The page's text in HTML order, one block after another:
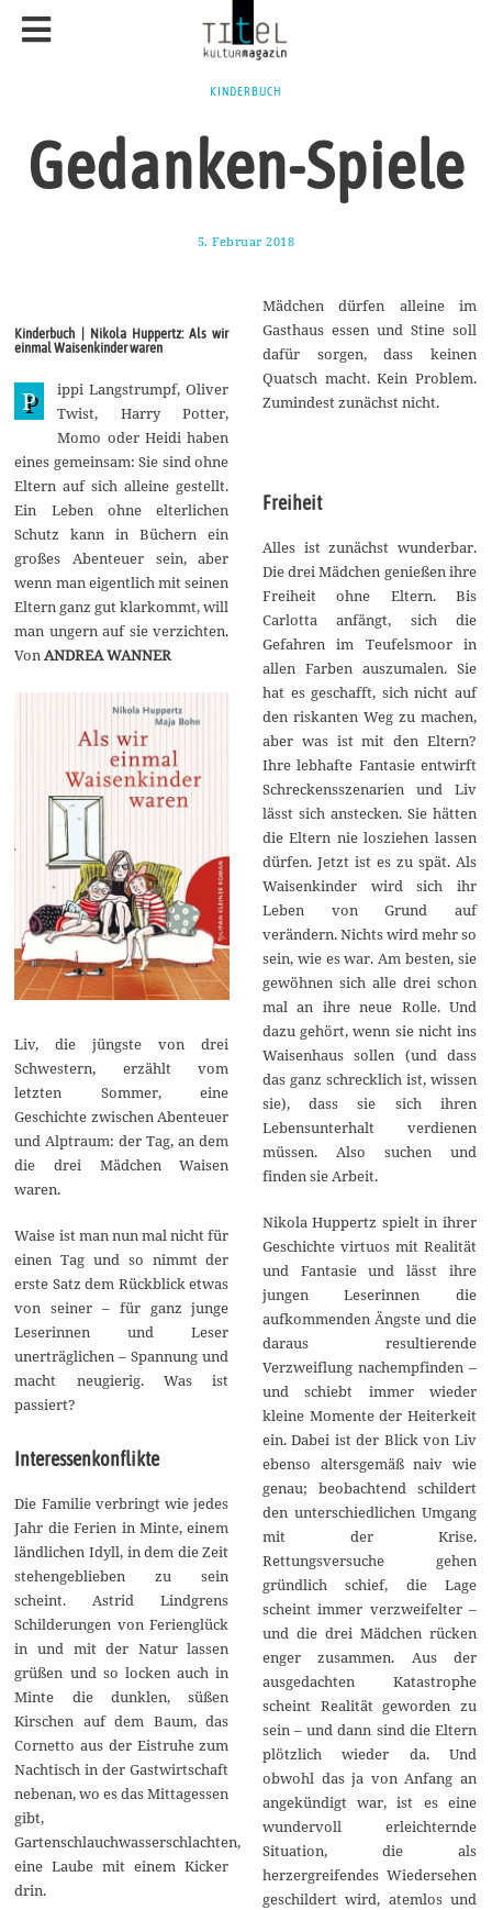
KINDERBUCH
Gedanken-Spiele
5. Februar 2018
a
i
2
0
1
8
Kinderbuch | Nikola Huppertz: Als wir
einmal Waisenkinder waren
P
ippi Langstrumpf, Oliver
Twist, Harry Potter,
Momo oder Heidi haben
eines gemeinsam: Sie sind ohne
Eltern auf sich alleine gestellt.
Ein Leben ohne elterlichen
Schutz kann in Büchern ein
großes Abenteuer sein, aber
wenn man eigentlich mit seinen
Eltern ganz gut klarkommt, will
man ungern auf sie verzichten.
Von ANDREA WANNER
Liv, die jüngste von drei
Schwestern, erzählt vom
letzten Sommer, eine
Geschichte zwischen Abenteuer
und Alptraum: der Tag, an dem
die drei Mädchen Waisen
waren.
Waise ist man nun mal nicht für
einen Tag und so nimmt der
erste Satz dem Rückblick etwas
von seiner – für ganz junge
Leserinnen und Leser
unerträglichen – Spannung und
macht neugierig. Was ist
passiert?
Interessenkonflikte
Die Familie verbringt wie jedes
Jahr die Ferien in Minte, einem
ländlichen Idyll, in dem die Zeit
stehengeblieben zu sein
scheint. Astrid Lindgrens
Schilderungen von Ferienglück
in und mit der Natur lassen
grüßen und so locken auch in
Minte die dunklen, süßen
Kirschen auf dem Baum, das
Cornetto aus der Eistruhe zum
Nachtisch in der Gastwirtschaft
nebenan, wo es das Mittagessen
gibt,
Gartenschlauchwasserschlachten,
eine Laube mit einem Kicker
drin.
Mädchen dürfen alleine im
Gasthaus essen und Stine soll
dafür sorgen, dass keinen
Quatsch macht. Kein Problem.
Zumindest zunächst nicht.
Freiheit
Alles ist zunächst wunderbar.
Die drei Mädchen genießen ihre
Freiheit ohne Eltern. Bis
Carlotta anfängt, sich die
Gefahren im Teufelsmoor in
allen Farben auszumalen. Sie
hat es geschafft, sich nicht auf
den riskanten Weg zu machen,
aber was ist mit den Eltern?
Ihre lebhafte Fantasie entwirft
Schreckensszenarien und Liv
lässt sich anstecken. Sie hätten
die Eltern nie losziehen lassen
dürfen. Jetzt ist es zu spät. Als
Waisenkinder wird sich ihr
Leben von Grund auf
verändern. Nichts wird mehr so
sein, wie es war. Am besten, sie
gewöhnen sich alle drei schon
mal an ihre neue Rolle. Und
dazu gehört, wenn sie nicht ins
Waisenhaus sollen (und dass
das ganz schrecklich ist, wissen
sie), dass sie sich ihren
Lebensunterhalt verdienen
müssen. Also suchen und
finden sie Arbeit.
Nikola Huppertz spielt in ihrer
Geschichte virtuos mit Realität
und Fantasie und lässt ihre
jungen Leserinnen die
aufkommenden Ängste und die
daraus resultierende
Verzweiflung nachempfinden –
und schiebt immer wieder
kleine Momente der Heiterkeit
ein. Dabei ist der Blick von Liv
ebenso altersgemäß naiv wie
genau; beobachtend schildert
den unterschiedlichen Umgang
mit der Krise.
Rettungsversuche gehen
gründlich schief, die Lage
scheint immer verzweifelter –
und die drei Mädchen rücken
enger zusammen. Aus der
ausgedachten Katastrophe
scheint Realität geworden zu
sein – und dann sind die Eltern
plötzlich wieder da. Und
obwohl das ja von Anfang an
angekündigt war, ist es eine
wundervoll erleichternde
Situation, die als
herzergreifendes Wiedersehen
geschildert wird, atemlos und